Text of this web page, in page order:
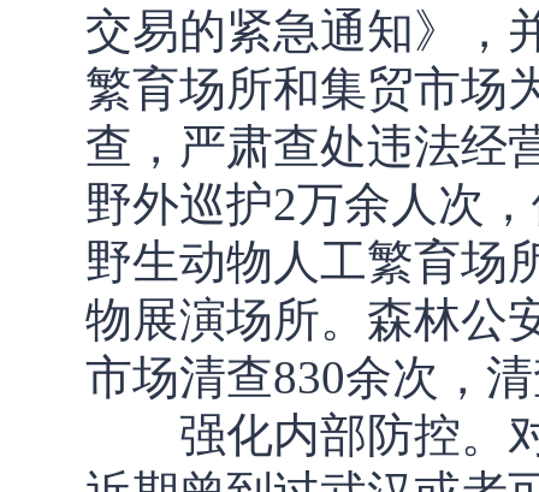
交易的紧急通知》，
繁育场所和集贸市场
查，严肃查处违法经
野外巡护2万余人次
野生动物人工繁育场
物展演场所。森林公
市场清查830余次，
强化内部防控。对